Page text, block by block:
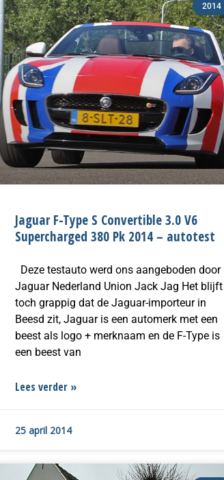
2014
Jaguar F-Type S Convertible 3.0 V6
Supercharged 380 Pk 2014 – autotest
Deze testauto werd ons aangeboden door
Jaguar Nederland Union Jack Jag Het blijft
toch grappig dat de Jaguar-importeur in
Beesd zit, Jaguar is een automerk met een
beest als logo + merknaam en de F-Type is
een beest van
Lees verder »
25 april 2014